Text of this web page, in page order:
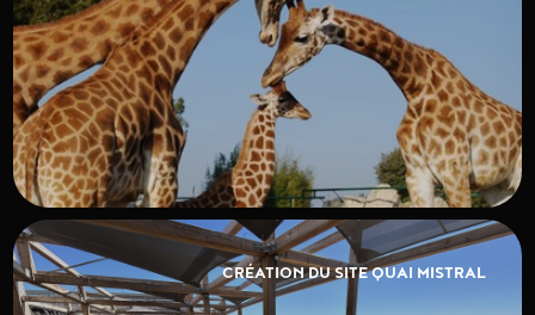
CRÉATION DU SITE QUAI MISTRAL